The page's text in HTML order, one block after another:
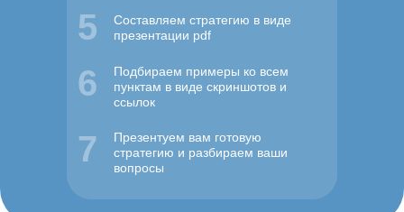
Составляем стратегию в виде
презентации pdf
5
Подбираем примеры ко всем
пунктам в виде скриншотов и
ссылок
6
Презентуем вам готовую
стратегию и разбираем ваши
вопросы
7